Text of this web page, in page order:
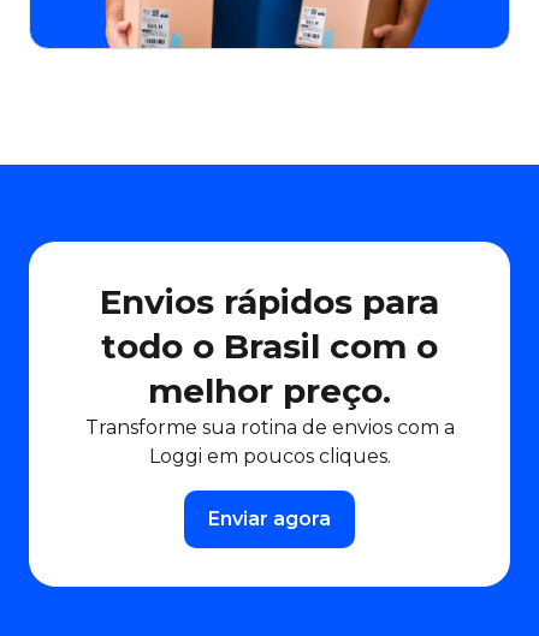
Envios rápidos para
todo o Brasil com o
melhor preço.
Transforme sua rotina de envios com a
Loggi em poucos cliques.
Enviar agora